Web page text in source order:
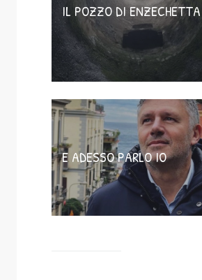
IL POZZO DI ENZECHETTA
E ADESSO PARLO IO